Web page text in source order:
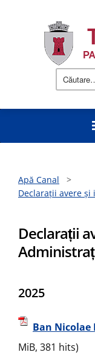
Apă Canal
>
Declarații avere
Declarații
2025
Ban Nicolae
MiB, 381 hits)